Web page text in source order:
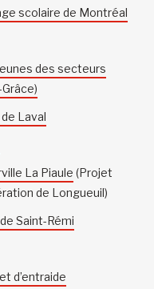
scolaire de Montréal
des secteurs
Laval
La Piaule (Projet
de Longueuil)
Saint-Rémi
d’entraide